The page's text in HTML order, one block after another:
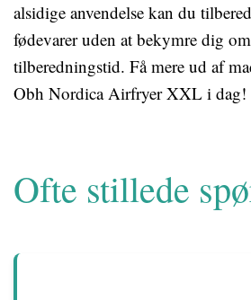
alsidige anvendelse kan du
fødevarer uden at bekymre dig
tilberedningstid. Få mere ud af
Obh Nordica Airfryer XXL i dag!
Ofte stillede